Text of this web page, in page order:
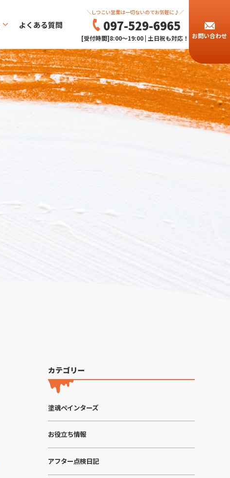
よくある質問
＼しつこい営業は一切ないのでお気軽に♪／
097-529-6965
[受付時間]8:00～19:00 | 土日祝も対応！ お問い合わせ
カテゴリー
塗魂ペインターズ
お役立ち情報
アフター点検日記